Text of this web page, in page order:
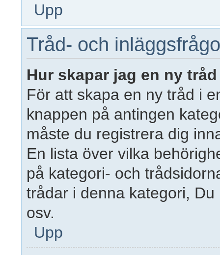
Upp
Tråd- och
Hur skapar jag en ny
För att skapa en ny tråd i
knappen på antingen
måste du registrera dig
En lista över vilka
på kategori- och
trådar i denna kategori,
osv.
Upp